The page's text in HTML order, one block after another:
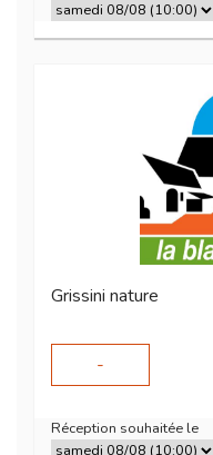
Grissini nature
-
Réception souhaitée le